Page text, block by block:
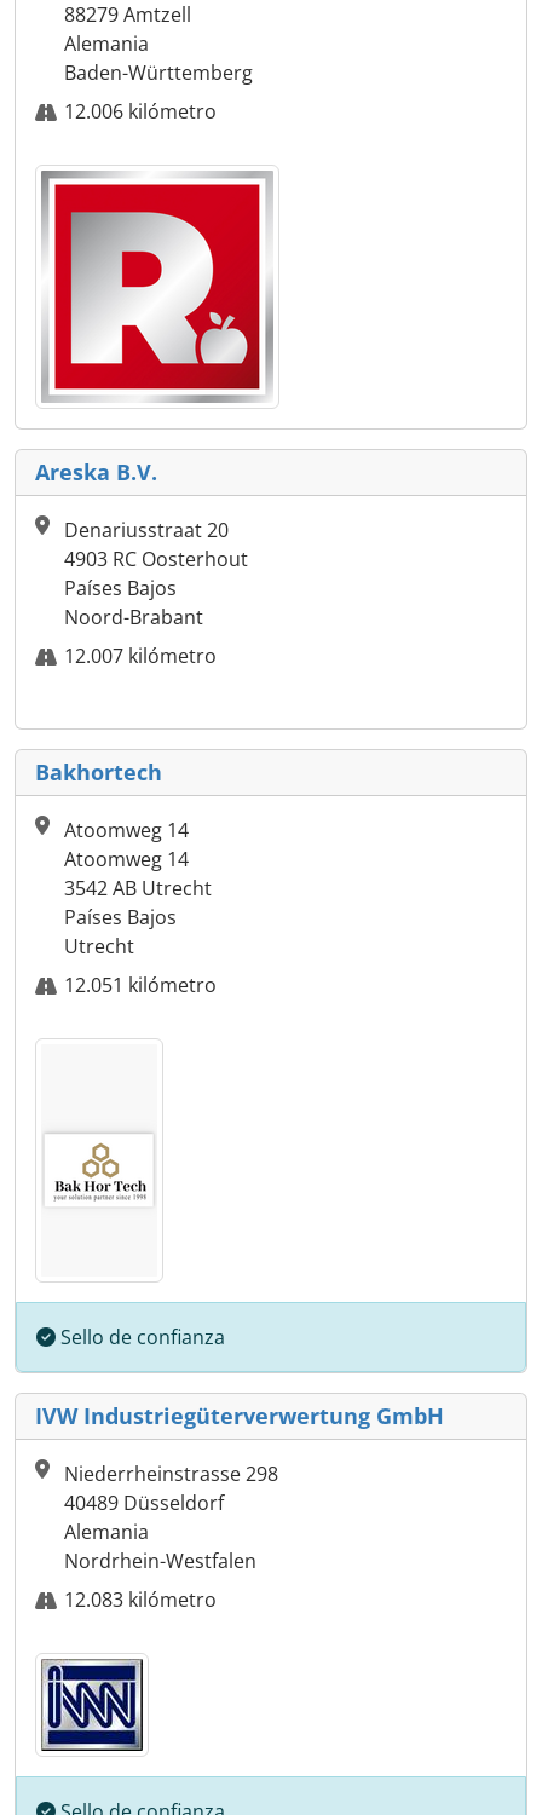
88279 Amtzell
Alemania
Baden-Württemberg
12.006 kilómetro
Areska B.V.
Denariusstraat 20
4903 RC Oosterhout
Países Bajos
Noord-Brabant
12.007 kilómetro
Bakhortech
Atoomweg 14
Atoomweg 14
3542 AB Utrecht
Países Bajos
Utrecht
12.051 kilómetro
Sello de confianza
IVW Industriegüterverwertung GmbH
Niederrheinstrasse 298
40489 Düsseldorf
Alemania
Nordrhein-Westfalen
12.083 kilómetro